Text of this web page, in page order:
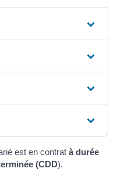
est en contrat à durée
(CDD).